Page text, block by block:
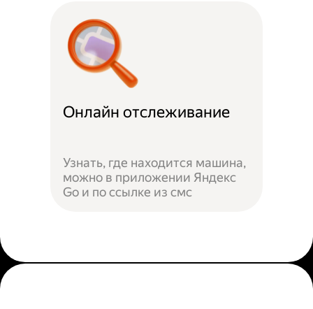
Онлайн отслеживание
Узнать, где находится машина,
можно в приложении Яндекс
Go и по ссылке из смс